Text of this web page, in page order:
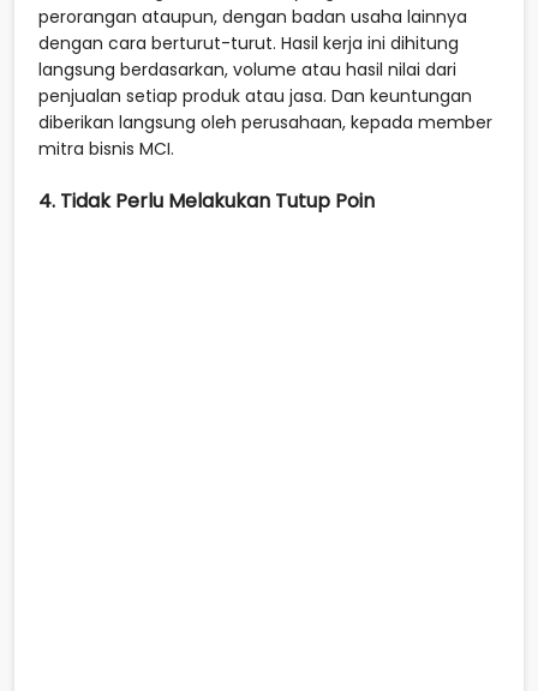
perorangan ataupun, dengan badan usaha lainnya
dengan cara berturut-turut. Hasil kerja ini dihitung
langsung berdasarkan, volume atau hasil nilai dari
penjualan setiap produk atau jasa. Dan keuntungan
diberikan langsung oleh perusahaan, kepada member
mitra bisnis MCI.
4. Tidak Perlu Melakukan Tutup Poin